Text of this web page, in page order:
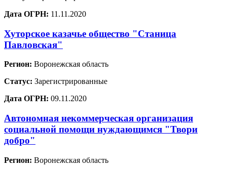
Дата ОГРН: 11.11.2020
Хуторское казачье общество "Станица
Павловская"
Регион: Воронежская область
Статус: Зарегистрированные
Дата ОГРН: 09.11.2020
Автономная некоммерческая организация
социальной помощи нуждающимся "Твори
добро"
Регион: Воронежская область